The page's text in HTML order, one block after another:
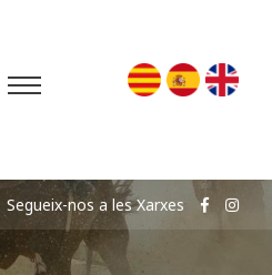
Segueix-nos a les Xarxes